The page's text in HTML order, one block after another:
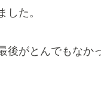
した。
後がとんでもなか